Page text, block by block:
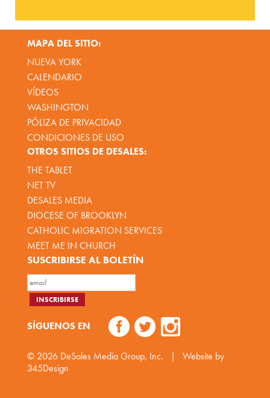
MAPA DEL SITIO:
NUEVA YORK
CALENDARIO
VÍDEOS
WASHINGTON
PÓLIZA DE PRIVACIDAD
CONDICIONES DE USO
OTROS SITIOS DE DESALES:
THE TABLET
NET TV
DESALES MEDIA
DIOCESE OF BROOKLYN
CATHOLIC MIGRATION SERVICES
MEET ME IN CHURCH
SUSCRIBIRSE AL BOLETÍN
SÍGUENOS EN
© 2026 DeSales Media Group, Inc. |
Website by
345Design